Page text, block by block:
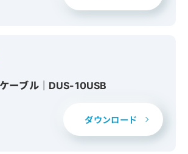
ーブル｜DUS-10USB
ダウンロード